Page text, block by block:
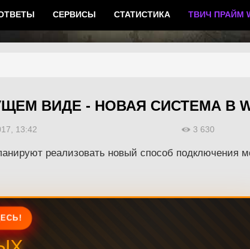
СЕРВИСЫ СТАТИСТИКА ТВИЧ ПРАЙМ
ВИДЕ - НОВАЯ СИСТЕМА В
13:42 3 630
реализовать новый способ подключения